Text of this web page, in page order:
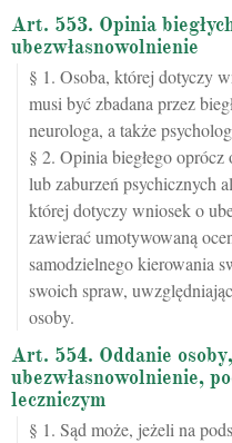
Art. 553. Opinia
ubezwłasnowolnienie
§ 1. Osoba, której dotyczy
musi być zbadana przez
neurologa, a także
§ 2. Opinia biegłego
lub zaburzeń psychicznych
której dotyczy wniosek o
zawierać umotywowaną
samodzielnego kierowania
swoich spraw,
osoby.
Art. 554. Oddanie
ubezwłasnowolnienie,
leczniczym
§ 1. Sąd może, jeżeli na